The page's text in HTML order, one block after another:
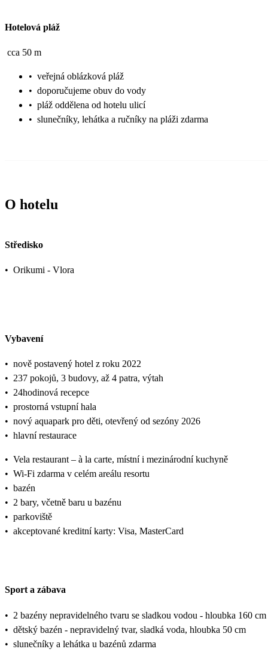
Hotelová pláž
cca 50 m
• veřejná oblázková pláž
• doporučujeme obuv do vody
• pláž oddělena od hotelu ulicí
• slunečníky, lehátka a ručníky na pláži zdarma
O hotelu
Středisko
• Orikumi - Vlora
Vybavení
• nově postavený hotel z roku 2022
• 237 pokojů, 3 budovy, až 4 patra, výtah
• 24hodinová recepce
• prostorná vstupní hala
• nový aquapark pro děti, otevřený od sezóny 2026
• hlavní restaurace
• Vela restaurant – à la carte, místní i mezinárodní kuchyně
• Wi-Fi zdarma v celém areálu resortu
• bazén
• 2 bary, včetně baru u bazénu
• parkoviště
• akceptované kreditní karty: Visa, MasterCard
Sport a zábava
• 2 bazény nepravidelného tvaru se sladkou vodou - hloubka 160
• dětský bazén - nepravidelný tvar, sladká voda, hloubka 50 cm
• slunečníky a lehátka u bazénů zdarma